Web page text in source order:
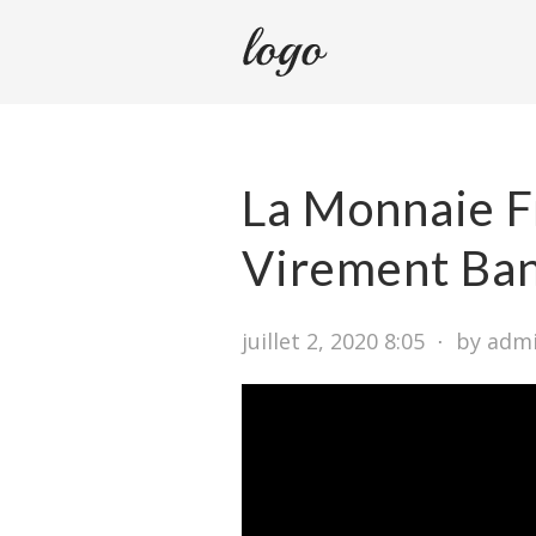
La Monnaie
Virement
juillet 2, 2020 8:05 ⋅ by